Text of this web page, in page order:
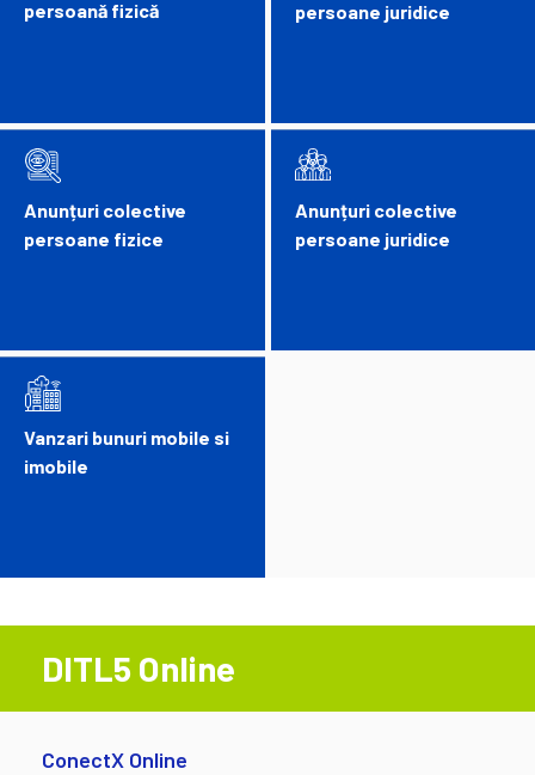
persoană fizică
Anunțuri colective
persoane fizice
Vanzari bunuri mobile si
imobile
persoane juridice
Anunțuri colective
persoane juridice
DITL5 Online
ConectX Online